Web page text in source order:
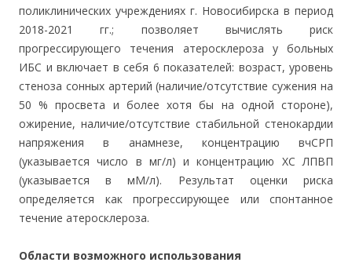
поликлинических учреждениях г. Новосибирска в период
2018-2021 гг.; позволяет вычислять риск
прогрессирующего течения атеросклероза у больных
ИБС и включает в себя 6 показателей: возраст, уровень
стеноза сонных артерий (наличие/отсутствие сужения на
50 % просвета и более хотя бы на одной стороне),
ожирение, наличие/отсутствие стабильной стенокардии
напряжения в анамнезе, концентрацию вчСРП
(указывается число в мг/л) и концентрацию ХС ЛПВП
(указывается в мМ/л). Результат оценки риска
определяется как прогрессирующее или спонтанное
течение атеросклероза.
Области возможного использования